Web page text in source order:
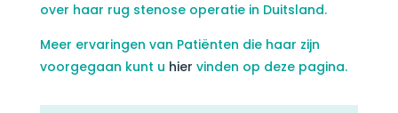
over haar rug stenose operatie in Duitsland.
Meer ervaringen van Patiënten die haar zijn
voorgegaan kunt u hier vinden op deze pagina.